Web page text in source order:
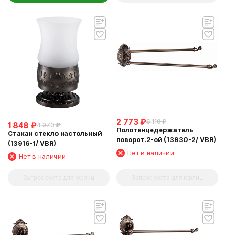
1 848 ₽4 070 ₽
Стакан стекло настольный
(13916-1/ VBR)
Нет в наличии
2 773 ₽6 110 ₽
Полотенцедержатель
поворот.2-ой (13930-2/ VBR)
Нет в наличии